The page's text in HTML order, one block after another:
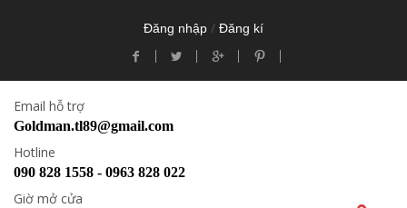
Đăng nhập / Đăng kí
Email hỗ trợ
Goldman.tl89@gmail.com
Hotline
090 828 1558 - 0963 828 022
Giờ mở cửa